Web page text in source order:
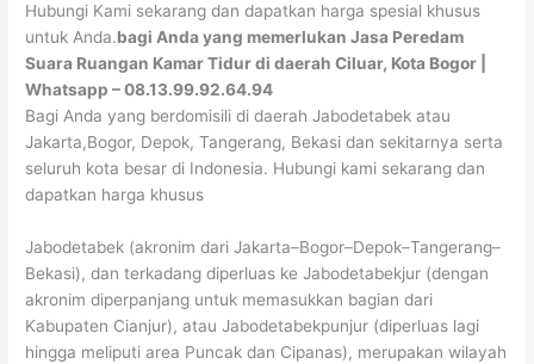
Hubungi Kami sekarang dan dapatkan harga spesial khusus
untuk Anda.bagi Anda yang memerlukan Jasa Peredam
Suara Ruangan Kamar Tidur di daerah Ciluar, Kota Bogor |
Whatsapp – 08.13.99.92.64.94
Bagi Anda yang berdomisili di daerah Jabodetabek atau
Jakarta,Bogor, Depok, Tangerang, Bekasi dan sekitarnya serta
seluruh kota besar di Indonesia. Hubungi kami sekarang dan
dapatkan harga khusus
Jabodetabek (akronim dari Jakarta–Bogor–Depok–Tangerang–
Bekasi), dan terkadang diperluas ke Jabodetabekjur (dengan
akronim diperpanjang untuk memasukkan bagian dari
Kabupaten Cianjur), atau Jabodetabekpunjur (diperluas lagi
hingga meliputi area Puncak dan Cipanas), merupakan wilayah